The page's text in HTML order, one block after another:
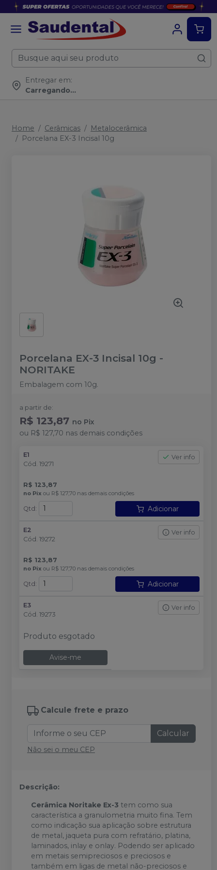
Entregar em:
Carregando...
Home Cerâmicas
Metalocerâmica
Porcelana EX-3 Incisal 10g
Porcelana EX-3 Incisal 10g -
NORITAKE
Embalagem com 10g.
a partir de:
R$ 123,87 no Pix
ou R$ 127,70 nas demais condições
E1
Cód. 19271
Ver info
R$ 123,87
no Pix ou R$ 127,70 nas demais condições
Qtd : Adicionar
E2
Cód. 19272
Ver info
R$ 123,87
no Pix ou R$ 127,70 nas demais condições
Qtd : Adicionar
E3
Cód. 19273
Ver info
Produto esgotado
Avise-me
Calcule frete e prazo
Calcular
Não sei o meu CEP
Descrição:
Cerâmica Noritake Ex-3 tem como sua
característica a granulometria muito fina. Tem
como indicação sua aplicação sobre estrutura
de metal, jaqueta pura com refratário, platina,
laminados, inlay e onlay. Podendo ser aplicado
em metais semipreciosos e preciosos e
também em ligas de metal não-preciosos e